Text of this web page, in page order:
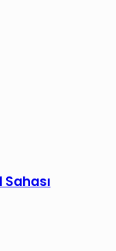
Sahası